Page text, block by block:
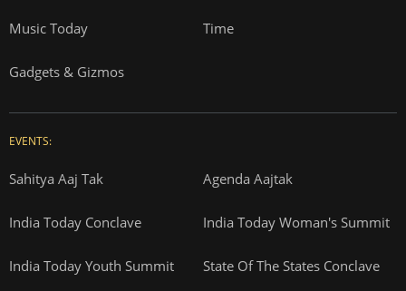
Music Today Time
Gadgets & Gizmos
EVENTS:
Sahitya Aaj Tak Agenda Aajtak
India Today Conclave India Today Woman's Summit
India Today Youth Summit State Of The States Conclave